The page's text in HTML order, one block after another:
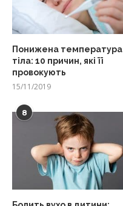
Понижена температура
тіла: 10 причин, які її
провокують
15/11/2019
8